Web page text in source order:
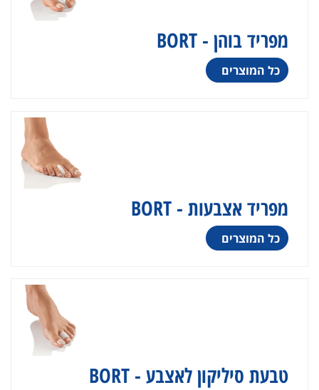
מפריד בוהן - BORT
כל המוצרים
מפריד אצבעות - BORT
כל המוצרים
טבעת סיליקון לאצבע - BORT